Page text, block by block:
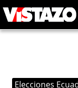
Elecciones